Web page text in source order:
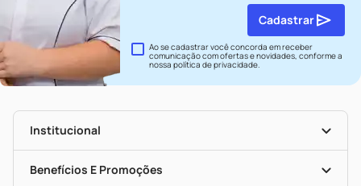
Ao se cadastrar você concorda em receber
comunicação com ofertas e novidades, conforme a
nossapolítica de privacidade.
Cadastrar
Institucional
Nossas Lojas
Benefícios E Promoções